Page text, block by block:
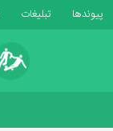
پیوندها تبلیغات